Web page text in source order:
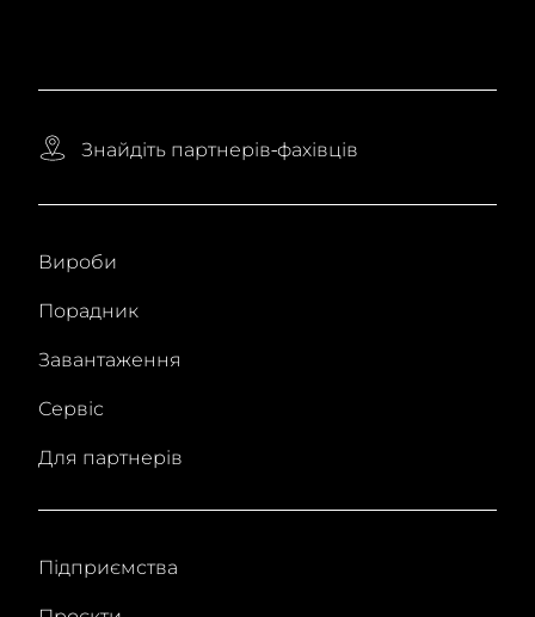
Знайдіть партнерів-фахівців
Вироби
Порадник
Завантаження
Сервіс
Для партнерів
Підприємства